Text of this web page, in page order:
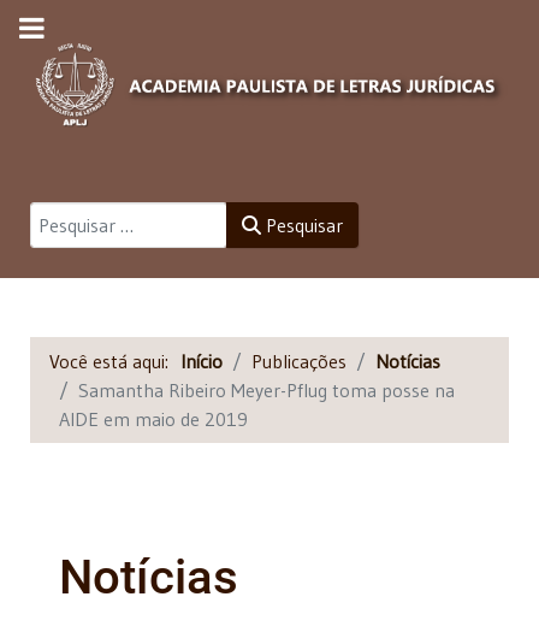
Pesquisar Pesquisar
Você está aqui: Início Publicações
Notícias
Samantha Ribeiro Meyer-Pflug toma posse na
AIDE em maio de 2019
Notícias